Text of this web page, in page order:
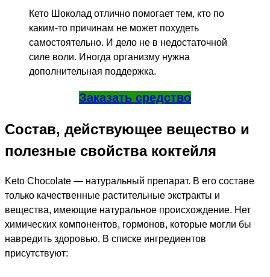
Кето Шоколад отлично помогает тем, кто по
каким-то причинам не может похудеть
самостоятельно. И дело не в недостаточной
силе воли. Иногда организму нужна
дополнительная поддержка.
Заказать средство
Состав, действующее вещество и
полезные свойства коктейля
Keto Сhocolate — натуральный препарат. В его составе
только качественные растительные экстракты и
вещества, имеющие натуральное происхождение. Нет
химических компонентов, гормонов, которые могли бы
навредить здоровью. В списке ингредиентов
присутствуют: